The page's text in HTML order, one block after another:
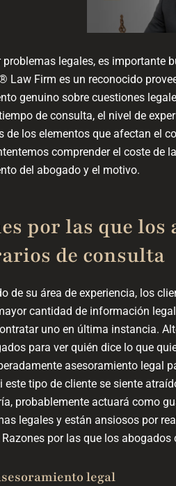
problemas legales, es importante
Law Firm es un reconocido
genuino sobre cuestiones
de consulta, el nivel de
de los elementos que afectan el
comprender el coste de
del abogado y el motivo.
por las que los
de consulta
de su área de experiencia, los
cantidad de información
uno en última instancia.
para ver quién dice lo que
asesoramiento legal
este tipo de cliente se siente
probablemente actuará como
legales y están ansiosos por
por las que los
legal